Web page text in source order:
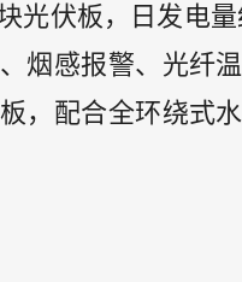
光伏板，日发电
烟感报警、光纤
，配合全环绕式